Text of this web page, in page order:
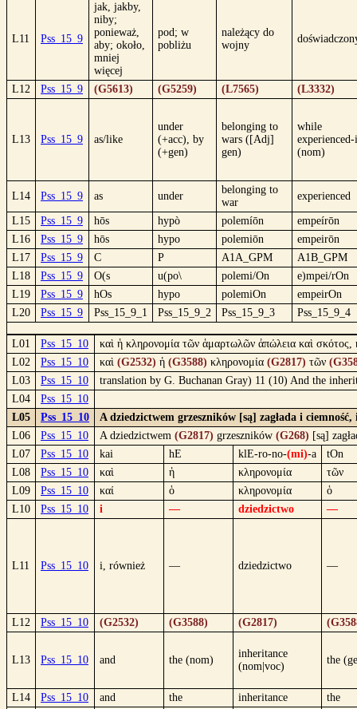
L11 Pss_15_9
jak, jakby,
niby;
ponieważ,
aby; około,
mniej
więcej
pod; w
pobliżu
należący do
wojny
L12 Pss_15_9 (G5613) (G5259) (L7565) (L3332)
L13 Pss_15_9 as/like
under
(+acc), by
(+gen)
belonging to
wars ([Adj]
gen)
while
(nom)
L14 Pss_15_9 as under
belonging to
war
experienced
L15 Pss_15_9 hōs hypò polemíōn
empeírōn
L16
Pss_15_9 hōs hypo polemiōn
empeirōn
L17
Pss_15_9 C P A1A_GPM
A1B_GPM
L18
Pss_15_9 O(s u(po\ polemi/On
e)mpei/rOn
L19
Pss_15_9 hOs hypo polemiOn
empeirOn
L20
Pss_15_9 Pss_15_9_1 Pss_15_9_2 Pss_15_9_3 Pss_15_9_4
L01 Pss_15_10
καὶ ἡ κληρονομία τῶν ἁμαρτωλῶν ἀπώλεια καὶ σκότος,
L02
Pss_15_10 καὶ (G2532) ἡ (G3588) κληρονομία (G2817) τῶν
L03
Pss_15_10
translation by G. Buchanan Gray) 11 (10) And the
L04
Pss_15_10
L05
Pss_15_10
A dziedzictwem grzeszników [są] zagłada i
L06
Pss_15_10 A dziedzictwem (G2817) grzeszników (G268) [są]
L07
Pss_15_10 kai hE klE-ro-no-(mi)-a
tOn
L08
Pss_15_10 καὶ ἡ κληρονομία
τῶν
L09
Pss_15_10 καί ὁ κληρονομία
ὁ
L10
Pss_15_10 i — dziedzictwo —
L11 Pss_15_10 i, również — dziedzictwo —
L12 Pss_15_10 (G2532) (G3588) (G2817)
L13 Pss_15_10 and the (nom)
inheritance
(nom|voc)
the
L14 Pss_15_10 and the inheritance the